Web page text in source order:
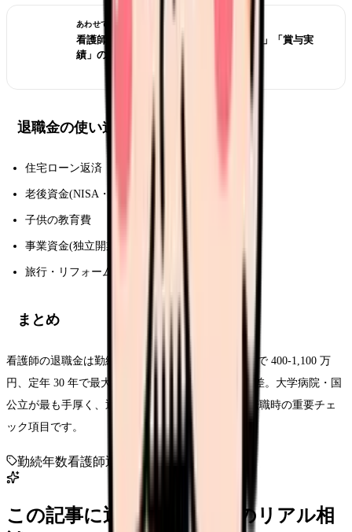
あわせて読みたい
看護師 求人票の読み方｜「夜勤手当別途」「賞与実
績」の本当の意味と落とし穴
退職金の使い道
住宅ローン返済
老後資金(NISA・iDeCo に再投資)
子供の教育費
事業資金(独立開業)
旅行・リフォーム
まとめ
看護師の退職金は勤続 10 年で 100-400 万円、20 年で 400-1,100 万
円、定年 30 年で最大 2,500 万円。施設により 3 倍差。大学病院・国
公立が最も手厚く、退職金制度の有無・支給率は転職時の重要チェ
ック項目です。
勤続年数看護師退職金相場
この記事に近い看護師さんのリアル相